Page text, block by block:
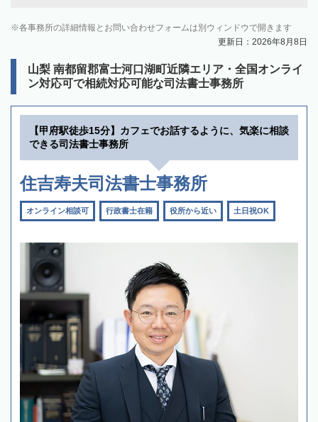
各事務所の詳細情報とお問い合わせフォームは別ウィンドウで開きます
更新日：2026年8月8日
山梨 南都留郡富士河口湖町近隣エリア・全国オンライ
ン対応可で相続対応可能な司法書士事務所
【甲府駅徒歩15分】カフェでお話するように、気楽に相談
できる司法書士事務所
住吉寿夫司法書士事務所
オンライン相談可 行政書士在籍 役所から近い 土日祝OK